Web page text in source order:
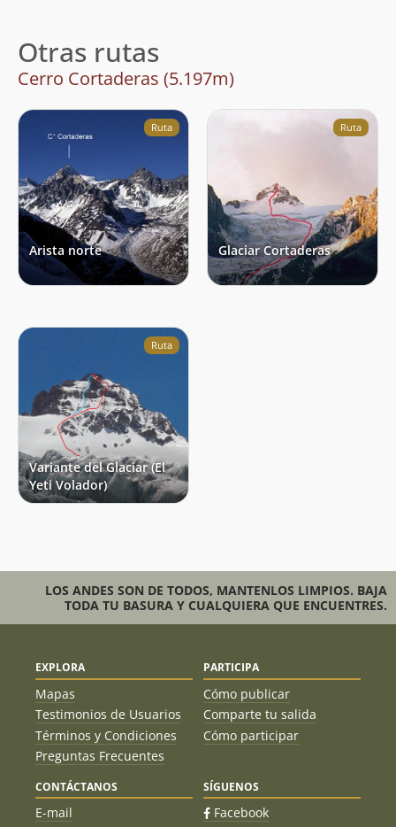
Otras rutas
Cerro Cortaderas (5.197m)
Ruta
Arista norte
Ruta
Glaciar Cortaderas
Ruta
Variante del Glaciar (El
Yeti Volador)
LOS ANDES SON DE TODOS, MANTENLOS LIMPIOS. BAJA
TODA TU BASURA Y CUALQUIERA QUE ENCUENTRES.
EXPLORA
Mapas
Testimonios de Usuarios
Términos y Condiciones
Preguntas Frecuentes
PARTICIPA
Cómo publicar
Comparte tu salida
Cómo participar
CONTÁCTANOS
E-mail
SÍGUENOS
Facebook